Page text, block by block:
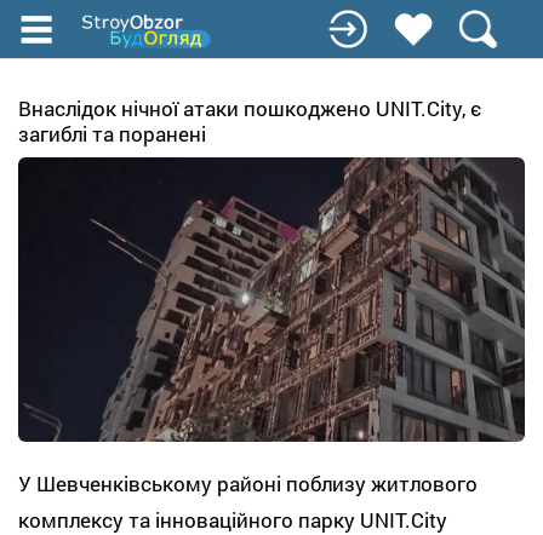
Перейти
до
вмісту
Внаслідок нічної атаки пошкоджено UNIT.City, є
загиблі та поранені
У Шевченківському районі поблизу житлового
комплексу та інноваційного парку UNIT.City